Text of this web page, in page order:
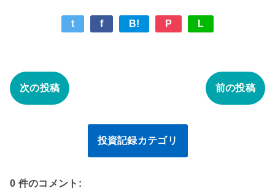
t f B! P L
次の投稿 前の投稿
投資記録カテゴリ
0 件のコメント: